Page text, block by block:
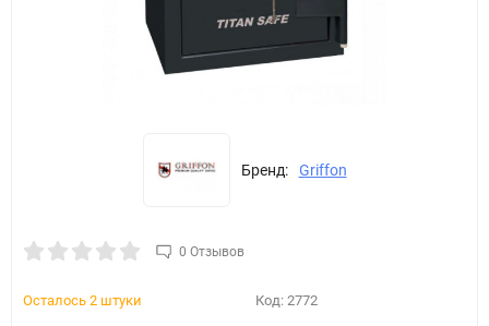
Бренд: Griffon
0 Отзывов
Осталось 2 штуки Код: 2772